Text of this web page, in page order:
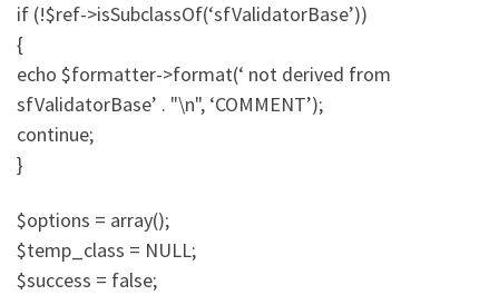
if (!$ref->isSubclassOf(‘sfValidatorBase’))
{
echo $formatter->format(‘ not derived from
sfValidatorBase’ . "\n", ‘COMMENT’);
continue;
}
$options = array();
$temp_class = NULL;
$success = false;